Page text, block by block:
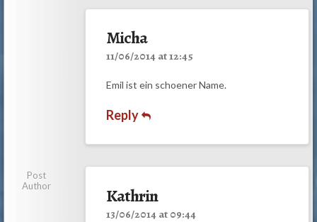
Micha
11/06/2014 at 12:45
Emil ist ein schoener Name.
Reply
Post
Author
Kathrin
13/06/2014 at 09:44